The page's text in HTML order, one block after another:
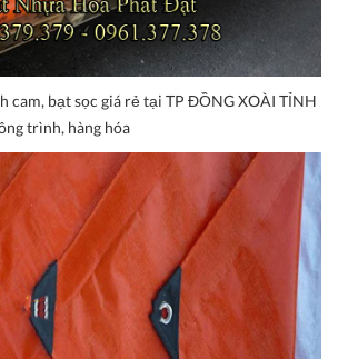
cam, bạt sọc giá rẻ tại TP ĐỒNG XOÀI TỈNH
trình, hàng hóa